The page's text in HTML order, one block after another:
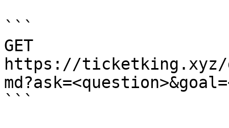
```
GET
https://ticketking.xyz/
```